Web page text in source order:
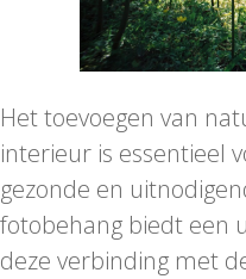
Het toevoegen van
interieur is essentieel
gezonde en
fotobehang biedt een
deze verbinding met